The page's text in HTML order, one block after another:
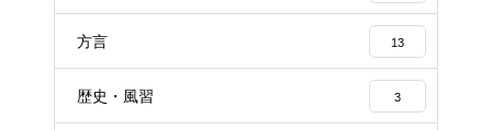
方言 13
歴史・風習 3